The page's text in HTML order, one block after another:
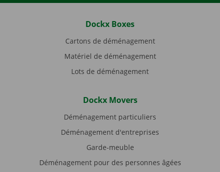
Dockx Boxes
Cartons de déménagement
Matériel de déménagement
Lots de déménagement
Dockx Movers
Déménagement particuliers
Déménagement d'entreprises
Garde-meuble
Déménagement pour des personnes âgées